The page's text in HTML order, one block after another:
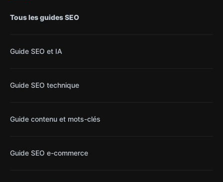
Tous les guides SEO
Guide SEO et IA
Guide SEO technique
Guide contenu et mots-clés
Guide SEO e-commerce